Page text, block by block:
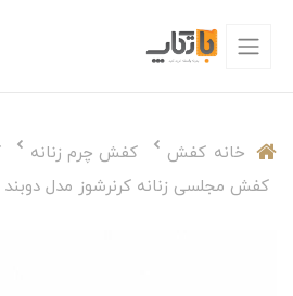
خانه کفش کفش چرم زنانه
کفش مجلسی زنانه کرنرشوز مدل دوبند